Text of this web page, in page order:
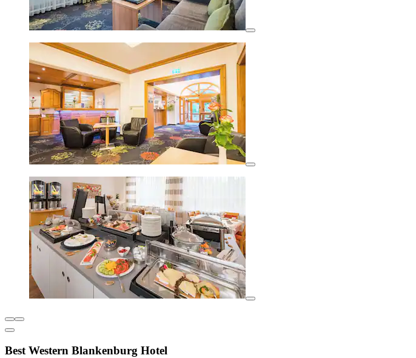
Best Western Blankenburg Hotel